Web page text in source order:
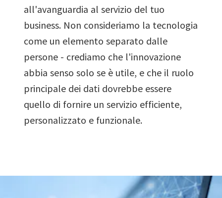
all'avanguardia al servizio del tuo
business. Non consideriamo la tecnologia
come un elemento separato dalle
persone - crediamo che l'innovazione
abbia senso solo se è utile, e che il ruolo
principale dei dati dovrebbe essere
quello di fornire un servizio efficiente,
personalizzato e funzionale.